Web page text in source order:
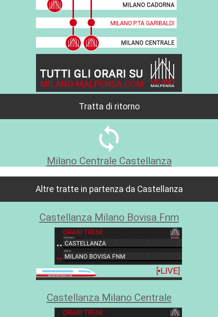
Tratta di ritorno
sync
Milano Centrale Castellanza
Altre tratte in partenza da Castellanza
Castellanza Milano Bovisa Fnm
Castellanza Milano Centrale